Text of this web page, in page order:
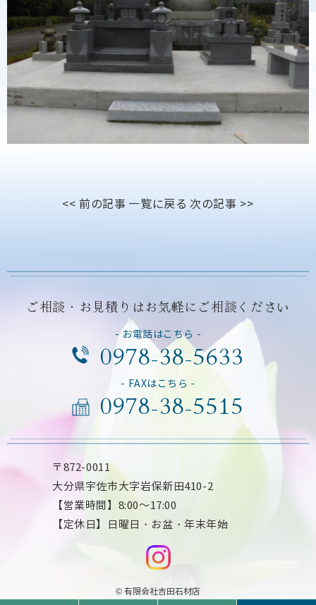
<< 前の記事 一覧に戻る 次の記事 >>
ご相談・お見積りはお気軽にご相談ください
- お電話はこちら -
0978-38-5633
- FAXはこちら -
0978-38-5515
〒872-0011
大分県宇佐市大字岩保新田410-2
【営業時間】8:00～17:00
【定休日】日曜日・お盆・年末年始
© 有限会社吉田石材店